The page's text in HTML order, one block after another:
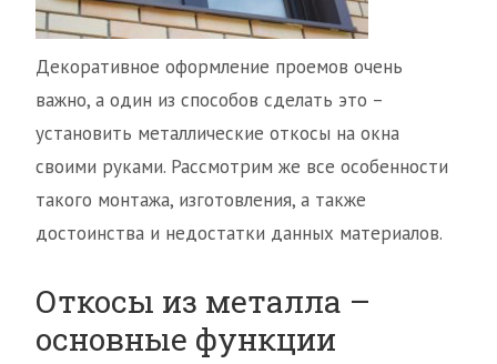
Декоративное оформление проемов очень
важно, а один из способов сделать это –
установить металлические откосы на окна
своими руками. Рассмотрим же все особенности
такого монтажа, изготовления, а также
достоинства и недостатки данных материалов.
Откосы из металла –
основные функции